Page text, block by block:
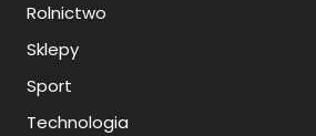
Rolnictwo
Sklepy
Sport
Technologia